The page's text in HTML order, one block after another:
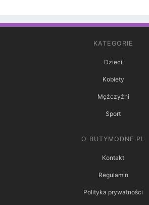
KATEGORIE
Dzieci
Kobiety
Mężczyźni
Sport
O BUTYMODNE.PL
Kontakt
Regulamin
Polityka prywatności